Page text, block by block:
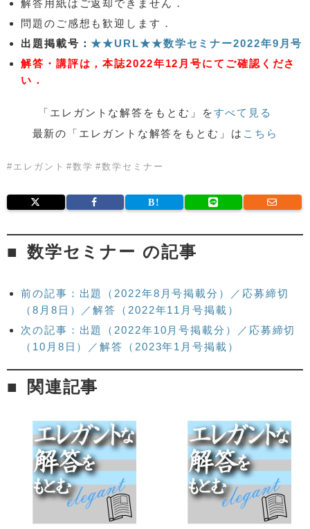
解答用紙はご返却できません．
問題のご感想も歓迎します．
出題掲載号：★★URL★★数学セミナー2022年9月号
解答・講評は，本誌2022年12月号にてご確認くださ
い．
「エレガントな解答をもとむ」をすべて見る
最新の「エレガントな解答をもとむ」は こちら
# エレガント #数学 #数学セミナー
数学セミナー の記事
前の記事：出題（2022年8月号掲載分）／応募締切
（8月8日）／解答（2022年11月号掲載）
次の記事：出題（2022年10月号掲載分）／応募締切
（10月8日）／解答（2023年1月号掲載）
関連記事